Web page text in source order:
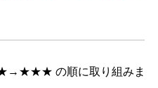
の順に取り組みま